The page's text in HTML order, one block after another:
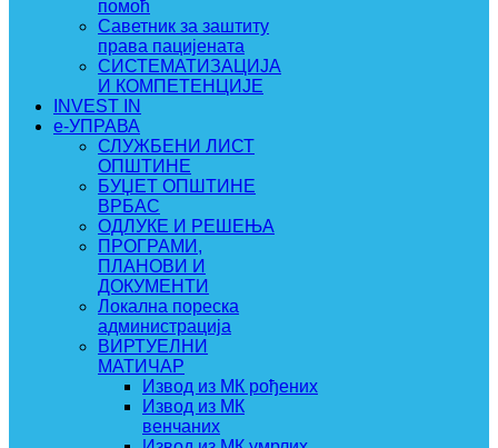
помоћ
Саветник за заштиту
права пацијената
СИСТЕМАТИЗАЦИЈА
И КОМПЕТЕНЦИЈЕ
INVEST IN
e-УПРАВА
СЛУЖБЕНИ ЛИСТ
ОПШТИНЕ
БУЏЕТ ОПШТИНЕ
ВРБАС
ОДЛУКЕ И РЕШЕЊА
ПРОГРАМИ,
ПЛАНОВИ И
ДОКУМЕНТИ
Локална пореска
администрација
ВИРТУЕЛНИ
МАТИЧАР
Извод из МК рођених
Извод из МК
венчаних